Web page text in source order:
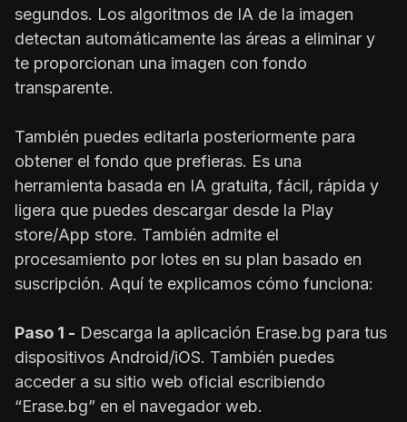
segundos. Los algoritmos de IA de la imagen
detectan automáticamente las áreas a eliminar y
te proporcionan una imagen con fondo
transparente.
También puedes editarla posteriormente para
obtener el fondo que prefieras. Es una
herramienta basada en IA gratuita, fácil, rápida y
ligera que puedes descargar desde la Play
store/App store. También admite el
procesamiento por lotes en su plan basado en
suscripción. Aquí te explicamos cómo funciona:
Paso 1 - Descarga la aplicación Erase.bg para tus
dispositivos Android/iOS. También puedes
acceder a su sitio web oficial escribiendo
“Erase.bg” en el navegador web.